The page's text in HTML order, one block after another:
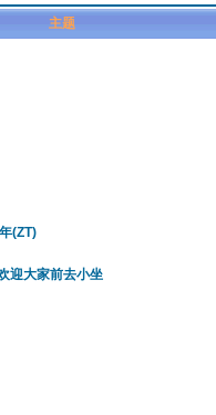
主题
(ZT)
迎大家前去小坐